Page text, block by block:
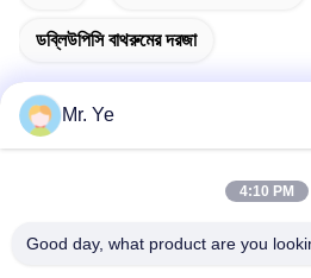
ডব্লিউপিসি বাথরুমের দরজা
ঠিকানা
Mr. Ye
4:10 PM
Good day, what product are you